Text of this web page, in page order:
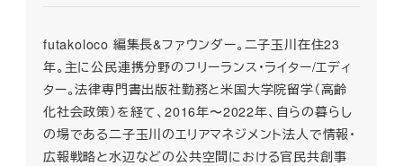
futakoloco 編集長&ファウンダー。二子玉川在住23
年。主に公民連携分野のフリーランス・ライター/エディ
ター。法律専門書出版社勤務と米国大学院留学（高齢
化社会政策）を経て、2016年〜2022年、自らの暮らし
の場である二子玉川のエリアマネジメント法人で情報・
広報戦略と水辺などの公共空間における官民共創事